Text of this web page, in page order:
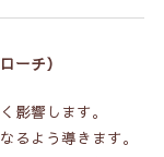
ーチ）
影響します。
るよう導きます。